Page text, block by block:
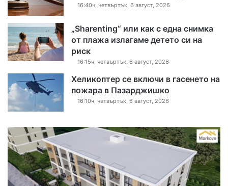
16:40ч, четвъртък, 6 август, 2026
„Sharenting“ или как с една снимка
от плажа излагаме детето си на
риск
16:15ч, четвъртък, 6 август, 2026
Хеликоптер се включи в гасенето на
пожара в Пазарджишко
16:10ч, четвъртък, 6 август, 2026